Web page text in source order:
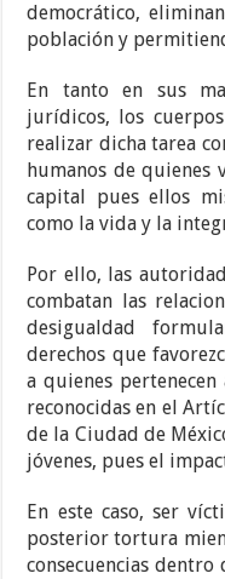
democrático,
población y
En tanto en sus
jurídicos, los
realizar dicha tarea
humanos de quienes
capital pues ellos
como la vida y la
Por ello, las
combatan las
desigualdad
derechos que
a quienes
reconocidas en el
de la Ciudad de
jóvenes, pues el
En este caso, ser
posterior tortura
consecuencias